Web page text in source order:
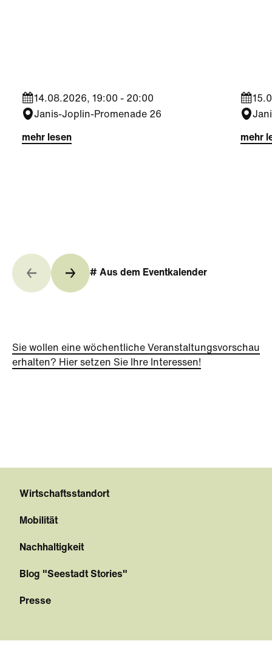
14.08.2026, 19:00 - 20:00
Janis-Joplin-Promenade 26
mehr lesen mehr
# Aus dem Eventkalender
Sie wollen eine wöchentliche Veranstaltungsvorschau
erhalten? Hier setzen Sie Ihre Interessen!
Wirtschaftsstandort
Mobilität
Nachhaltigkeit
Blog "Seestadt Stories"
Presse